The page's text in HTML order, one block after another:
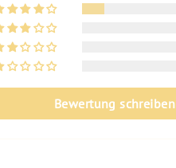
Bewertung schreiben